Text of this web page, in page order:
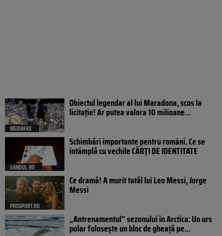
MEDIAFAX
Obiectul legendar al lui Maradona, scos la
licitație! Ar putea valora 10 milioane...
GANDUL.RO
Schimbări importante pentru români. Ce se
întâmplă cu vechile CĂRȚI DE IDENTITATE
PROSPORT.RO
Ce dramă! A murit tatăl lui Leo Messi, Jorge
Messi
„Antrenamentul” sezonului în Arctica: Un urs
polar folosește un bloc de gheață pe...